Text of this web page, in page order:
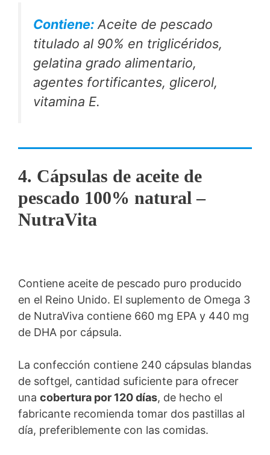
Contiene: Aceite de pescado
titulado al 90% en triglicéridos,
gelatina grado alimentario,
agentes fortificantes, glicerol,
vitamina E.
4. Cápsulas de aceite de
pescado 100% natural –
NutraVita
Contiene aceite de pescado puro producido
en el Reino Unido. El suplemento de Omega 3
de NutraViva contiene 660 mg EPA y 440 mg
de DHA por cápsula.
La confección contiene 240 cápsulas blandas
de softgel, cantidad suficiente para ofrecer
una cobertura por 120 días, de hecho el
fabricante recomienda tomar dos pastillas al
día, preferiblemente con las comidas.